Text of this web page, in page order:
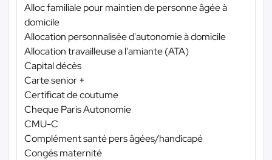
Alloc familiale pour maintien de personne âgée à
domicile
Allocation personnalisée d'autonomie à domicile
Allocation travailleuse a l'amiante (ATA)
Capital décès
Carte senior +
Certificat de coutume
Cheque Paris Autonomie
CMU-C
Complément santé pers âgées/handicapé
Congés maternité